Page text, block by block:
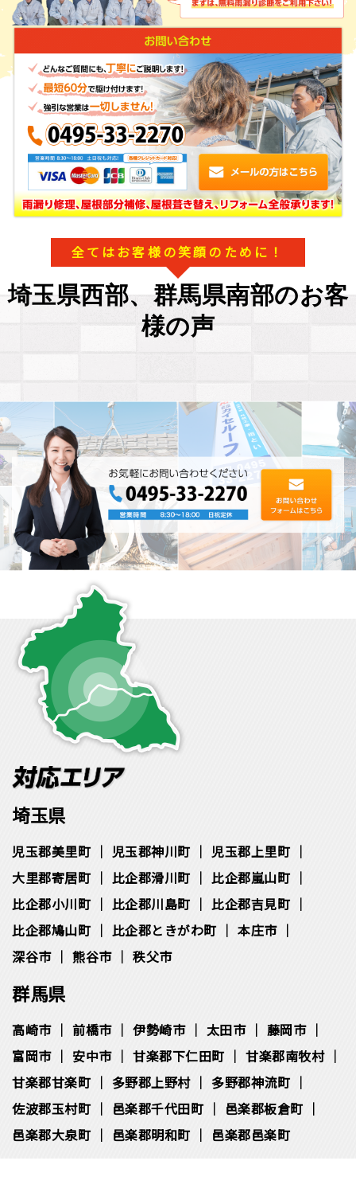
全てはお客様の笑顔のために！
埼玉県西部、群馬県南部のお客
様の声
埼玉県
児玉郡美里町 児玉郡神川町
児玉郡上里町
大里郡寄居町
比企郡滑川町
比企郡嵐山町
比企郡小川町
比企郡川島町
比企郡吉見町
比企郡鳩山町
比企郡ときがわ町
本庄市
深谷市
熊谷市 秩父市
群馬県
高崎市 前橋市 伊勢崎市 太田市
藤岡市
富岡市
安中市 甘楽郡下仁田町
甘楽郡南牧村
甘楽郡甘楽町
多野郡上野村
多野郡神流町
佐波郡玉村町
邑楽郡千代田町
邑楽郡板倉町
邑楽郡大泉町
邑楽郡明和町 邑楽郡邑楽町